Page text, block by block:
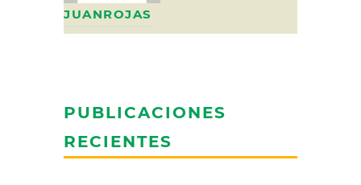
JUANROJAS
PUBLICACIONES
RECIENTES